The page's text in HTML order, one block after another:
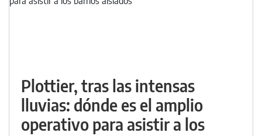
Plottier, tras las intensas
lluvias: dónde es el amplio
operativo para asistir a los